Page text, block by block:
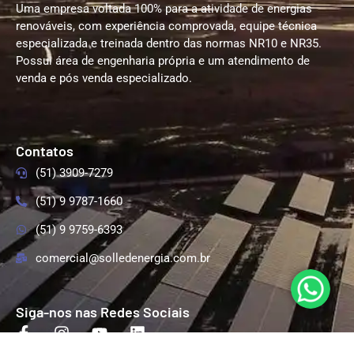
Uma empresa voltada 100% para a atividade de energias
renováveis, com experiência comprovada, equipe técnica
especializada e treinada dentro das normas NR10 e NR35.
Possui área de engenharia própria e um atendimento de
venda e pós venda especializado.
Contatos
(51) 3909-7279
(51) 9 9787-1660
(51) 9 9759-6393
comercial@solledenergia.com.br
Siga-nos nas Redes Sociais